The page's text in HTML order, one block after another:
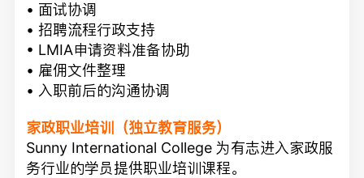
• 面试协调
• 招聘流程行政支持
• LMIA申请资料准备协助
• 雇佣文件整理
• 入职前后的沟通协调
家政职业培训（独立教育服务）
Sunny International College 为有志进入家政服
务行业的学员提供职业培训课程。